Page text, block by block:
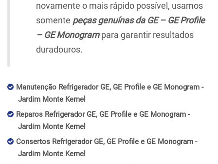
novamente o mais rápido possível, usamos
somente peças genuínas da GE – GE Profile
– GE Monogrampara garantir resultados
duradouros.
Manutenção Refrigerador GE, GE Profile e GE Monogram -
Jardim Monte Kemel
Reparos Refrigerador GE, GE Profile e GE Monogram -
Jardim Monte Kemel
Consertos Refrigerador GE, GE Profile e GE Monogram -
Jardim Monte Kemel